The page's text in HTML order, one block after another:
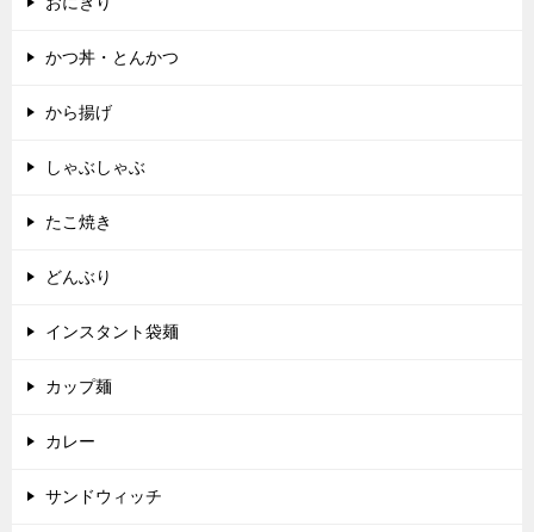
かつ丼・とんかつ
から揚げ
しゃぶしゃぶ
たこ焼き
どんぶり
インスタント袋麺
カップ麺
カレー
サンドウィッチ